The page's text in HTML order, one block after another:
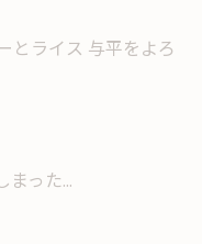
とライス 与平をよろ
った...